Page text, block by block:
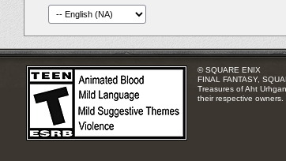
© SQUARE ENIX
FINAL FANTASY,
Treasures of Aht
their respective